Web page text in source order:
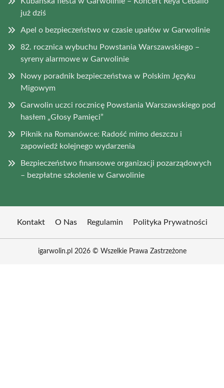
już dziś
Apel o bezpieczeństwo w czasie upałów w Garwolinie
82. rocznica wybuchu Powstania Warszawskiego –
syreny alarmowe w Garwolinie
Nowy poradnik bezpieczeństwa w Polskim Języku
Migowym
Garwolin uczci rocznicę Powstania Warszawskiego pod
hasłem „Głosy Pamięci”
Piknik na Romanówce: Radość mimo deszczu i
zapowiedź kolejnego wydarzenia
Bezpieczeństwo finansowe organizacji pozarządowych
– bezpłatne szkolenie w Garwolinie
Kontakt O Nas Regulamin Polityka Prywatności
igarwolin.pl 2026 © Wszelkie Prawa Zastrzeżone